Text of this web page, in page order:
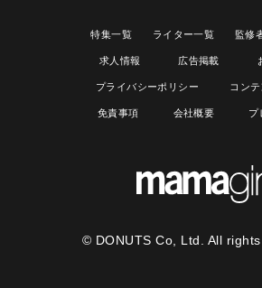
特集一覧 ライター一覧 監修
求人情報 広告掲載
プライバシーポリシー コン
免責事項 会社概要 プ
© DONUTS Co, Ltd. All rights